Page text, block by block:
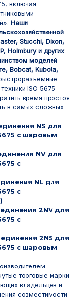
включая
Наши
Stucchi, Dixon,
Holmbury и других
моделей
Bobcat, Kubota,
ISO 5675
время простоя
в самых сложных
NS для
с шаровым
NV для
с
NL для
с
2NV для
с
2NS для
с шаровым
торговые марки
владельцев и
совместимости